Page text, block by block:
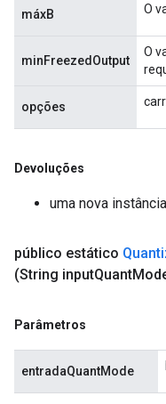
máxB O
minFreezedOutput
O
opções
Devoluções
uma nova
público estático
(String inputQuant
Parâmetros
entradaQuantMode